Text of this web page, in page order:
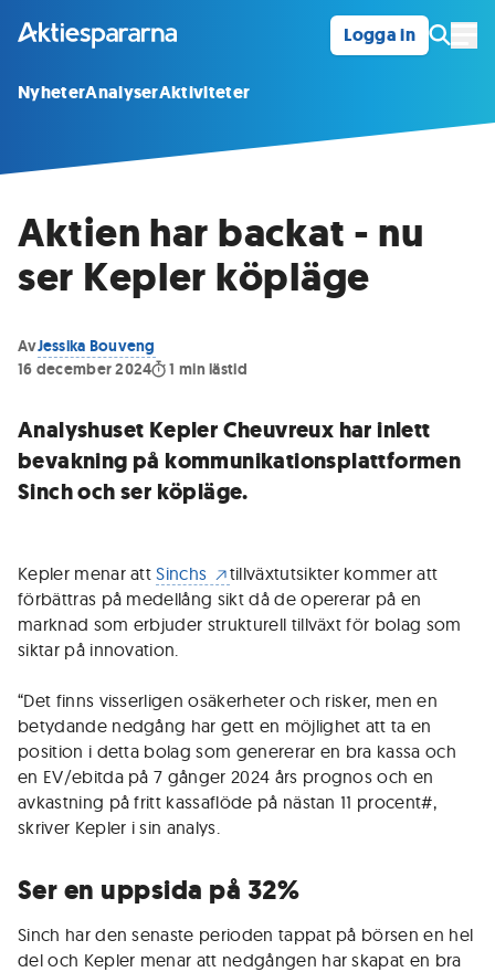
Logga in
NyheterAnalyserAktiviteter
Aktien har backat - nu
ser Kepler köpläge
AvJessika Bouveng
16 december 2024
1 min lästid
Analyshuset Kepler Cheuvreux har inlett
bevakning på kommunikationsplattformen
Sinch och ser köpläge.
Kepler menar attSinchs
tillväxtutsikter kommer att
förbättras på medellång sikt då de opererar på en
marknad som erbjuder strukturell tillväxt för bolag som
siktar på innovation.
“Det finns visserligen osäkerheter och risker, men en
betydande nedgång har gett en möjlighet att ta en
position i detta bolag som genererar en bra kassa och
en EV/ebitda på 7 gånger 2024 års prognos och en
avkastning på fritt kassaflöde på nästan 11 procent#,
skriver Kepler i sin analys.
Ser en uppsida på 32%
Sinch har den senaste perioden tappat på börsen en hel
del och Kepler menar att nedgången har skapat en bra